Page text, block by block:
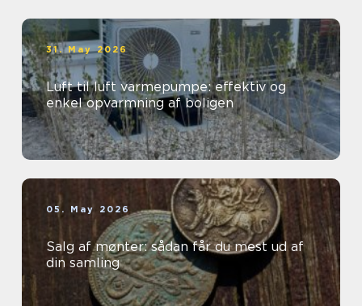
31. May 2026
Luft til luft varmepumpe: effektiv og
enkel opvarmning af boligen
05. May 2026
Salg af mønter: sådan får du mest ud af
din samling